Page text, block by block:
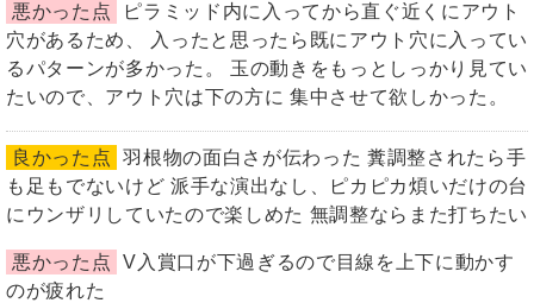
悪かった点
ピラミッド内に入ってから直ぐ近くにアウト
穴があるため、 入ったと思ったら既にアウト穴に入ってい
るパターンが多かった。 玉の動きをもっとしっかり見てい
たいので、アウト穴は下の方に 集中させて欲しかった。
良かった点
羽根物の面白さが伝わった 糞調整されたら手
も足もでないけど 派手な演出なし、ピカピカ煩いだけの台
にウンザリしていたので楽しめた 無調整ならまた打ちたい
悪かった点
V入賞口が下過ぎるので目線を上下に動かす
のが疲れた